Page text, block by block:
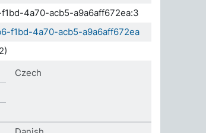
4a70-acb5-a9a6aff672ea:3
f1bd-4a70-acb5-a9a6aff672ea
Czech